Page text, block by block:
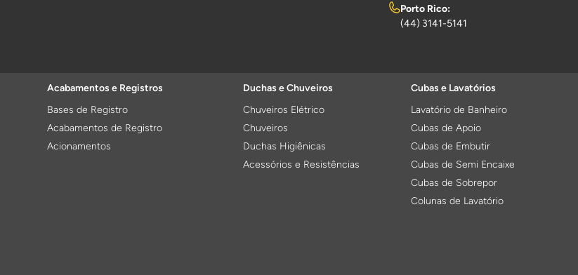
Porto Rico:
(44) 3141-5141
Acabamentos e Registros
Bases de Registro
Acabamentos de Registro
Acionamentos
Duchas e Chuveiros
Chuveiros Elétrico
Chuveiros
Duchas Higiênicas
Acessórios e Resistências
Cubas e Lavatórios
Lavatório de Banheiro
Cubas de Apoio
Cubas de Embutir
Cubas de Semi Encaixe
Cubas de Sobrepor
Colunas de Lavatório